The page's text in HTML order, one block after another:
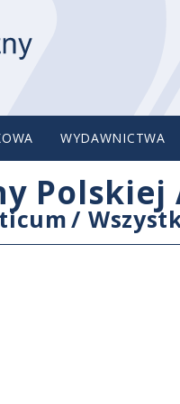
WYDAWNICTWA
Polskiej
/